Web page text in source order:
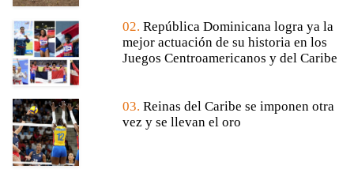
02. República Dominicana logra ya la
mejor actuación de su historia en los
Juegos Centroamericanos y del Caribe
03. Reinas del Caribe se imponen otra
vez y se llevan el oro